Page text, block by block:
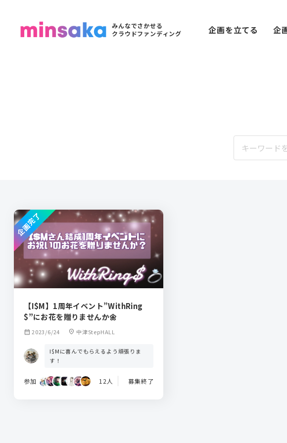
みんなでさかせる
クラウドファンディング
企画を立てる 企
【I$M】1周年イベント”WithRing
$”にお花を贈りませんか🌼
calendar_month 2023/6/24 location_on 中津StepHALL
I$Mに喜んでもらえるよう頑張りま
す！
参加 12人 募集終了
企画完了